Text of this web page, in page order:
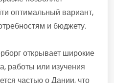
оптимальный вариант,
и бюджету.
открывает широкие
работы или изучения
частью о Дании, что